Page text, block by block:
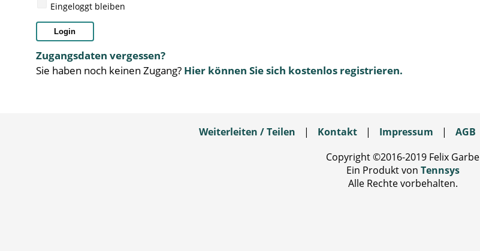
Eingeloggt bleiben
Login
Zugangsdaten vergessen?
Sie haben noch keinen Zugang? Hier können Sie sich kostenlos registrieren.
Weiterleiten / Teilen | Kontakt | Impressum | AGB
Copyright ©2016-2019 Felix Garbe
Ein Produkt von Tennsys
Alle Rechte vorbehalten.